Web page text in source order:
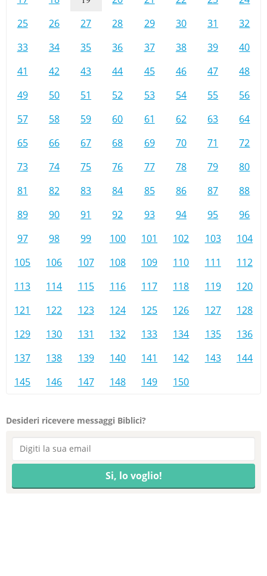
25
26 27 28 29 30 31
32
33
34 35 36 37 38 39
40
41
42 43 44 45 46 47
48
49
50 51 52 53 54 55
56
57
58 59 60 61 62 63
64
65
66 67 68 69 70 71
72
73
74 75 76 77 78 79
80
81
82 83 84 85 86 87
88
89
90 91 92 93 94 95
96
97
98 99 100 101 102 103
104
105
106 107 108 109 110 111
112
113
114 115 116 117 118 119
120
121
122 123 124 125 126 127
128
129
130 131 132 133 134 135
136
137
138 139 140 141 142 143
144
145
146 147 148 149 150
Desideri ricevere messaggi Biblici?